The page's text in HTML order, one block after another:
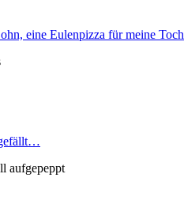
eine Eulenpizza für meine
aufgepeppt